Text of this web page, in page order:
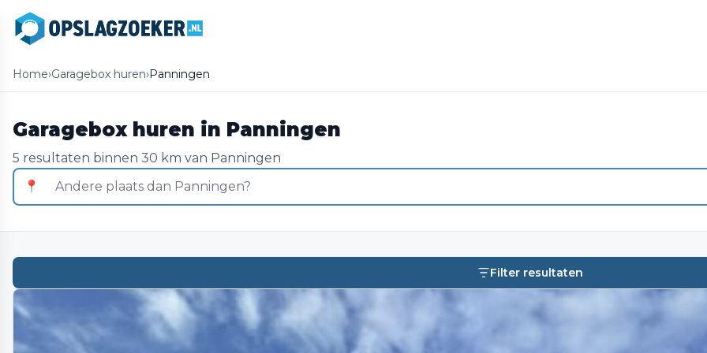
Home›Garagebox huren›Panningen
Garagebox huren in Panningen
5 resultaten binnen 30 km van Panningen
📍
Filter resultaten